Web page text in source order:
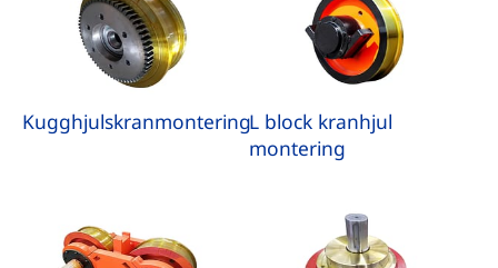
KugghjulskranmonteringL block kranhjul
montering